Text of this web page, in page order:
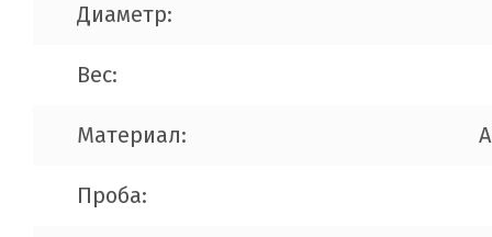
Диаметр:
Вес:
Материал:
Проба: